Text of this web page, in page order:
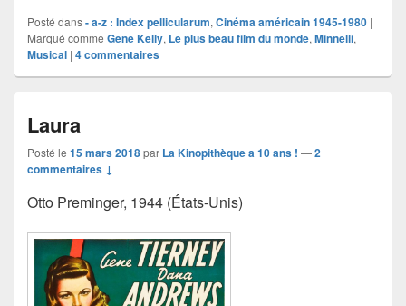
Posté dans- a-z : Index pellicularum, Cinéma américain 1945-1980 |
Marqué comme Gene Kelly, Le plus beau film du monde, Minnelli,
Musical | 4commentaires
Laura
Posté le 15 mars 2018par La Kinopithèque a 10 ans ! —2
commentaires ↓
Otto Preminger, 1944 (États-Unis)